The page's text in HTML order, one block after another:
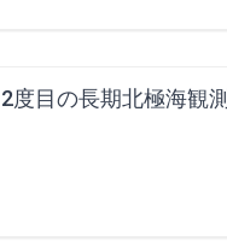
2度目の長期北極海観測